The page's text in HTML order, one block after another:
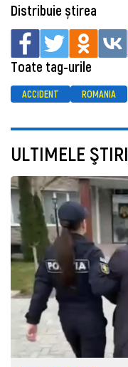
Distribuie știrea
Toate tag-urile
ACCIDENT ROMANIA
ULTIMELE ŞTIRI